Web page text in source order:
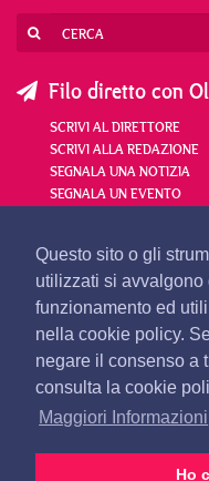
Questo sito o gli
utilizzati si avvalgono
funzionamento ed
nella cookie policy.
negare il consenso a
consulta la cookie
Maggiori Informazioni
Ho
Filo diretto con
SCRIVI AL DIRETTORE
SCRIVI ALLA REDAZIONE
SEGNALA UNA NOTIZIA
SEGNALA UN EVENTO
REDAZIONE PUBBLICITÀ